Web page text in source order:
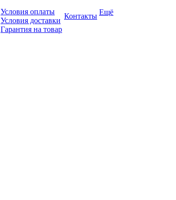
Условия оплаты
Условия доставки
Гарантия на товар
Контакты Ещё